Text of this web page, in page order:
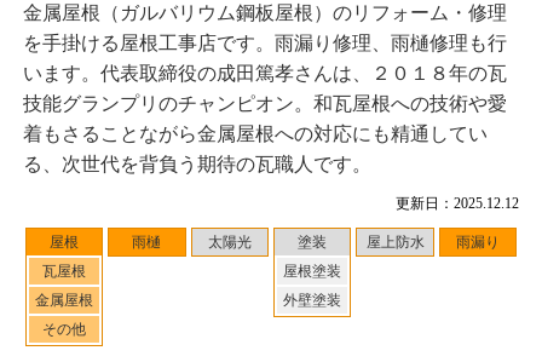
更新日：2025.12.12
屋根
瓦屋根
金属屋根
その他
雨樋 太陽光
塗装
屋根塗装
外壁塗装
屋上防水 雨漏り
金属屋根（ガルバリウム鋼板屋根）のリフォーム・修理
を手掛ける屋根工事店です。雨漏り修理、雨樋修理も行
います。代表取締役の成田篤孝さんは、２０１８年の瓦
技能グランプリのチャンピオン。和瓦屋根への技術や愛
着もさることながら金属屋根への対応にも精通してい
る、次世代を背負う期待の瓦職人です。